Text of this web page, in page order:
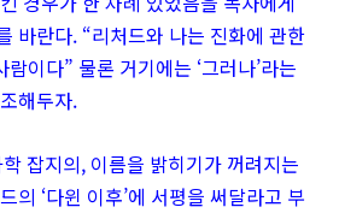
바란다. “리처드와 나는 진화에 관한
이다” 물론 거기에는 ‘그러나’라는
해두자.
잡지의, 이름을 밝히기가 꺼려지는
의 ‘다윈 이후’에 서평을 써달라고 부